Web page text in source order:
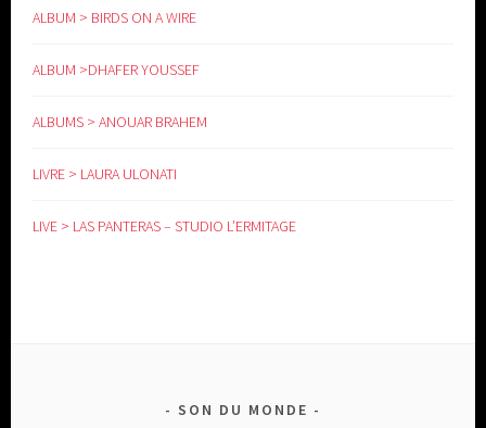
ALBUM > BIRDS ON A WIRE
ALBUM >DHAFER YOUSSEF
ALBUMS > ANOUAR BRAHEM
LIVRE > LAURA ULONATI
LIVE > LAS PANTERAS – STUDIO L’ERMITAGE
SON DU MONDE